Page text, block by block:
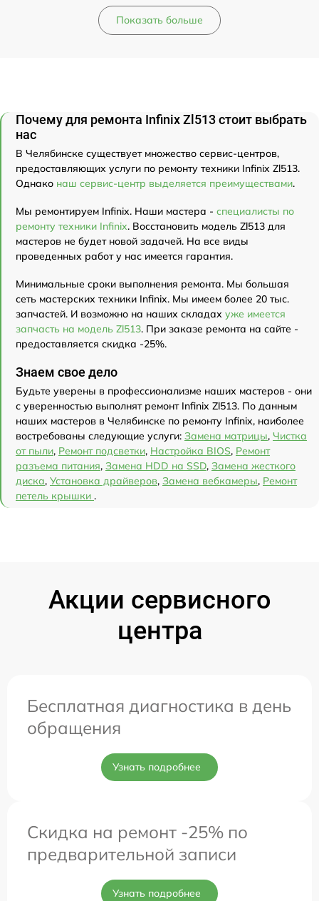
Показать больше
Почему для ремонта Infinix Zl513 стоит выбрать
нас
В Челябинске существует множество сервис-центров,
предоставляющих услуги по ремонту техники Infinix Zl513.
Однако наш сервис-центр выделяется преимуществами.
Мы ремонтируем Infinix. Наши мастера - специалисты по
ремонту техники Infinix. Восстановить модель Zl513 для
мастеров не будет новой задачей. На все виды
проведенных работ у нас имеется гарантия.
Минимальные сроки выполнения ремонта. Мы большая
сеть мастерских техники Infinix. Мы имеем более 20 тыс.
запчастей. И возможно на наших складах уже имеется
запчасть на модель Zl513. При заказе ремонта на сайте -
предоставляется скидка -25%.
Знаем свое дело
Будьте уверены в профессионализме наших мастеров - они
с уверенностью выполнят ремонт Infinix Zl513. По данным
наших мастеров в Челябинске по ремонту Infinix, наиболее
востребованы следующие услуги: Замена матрицы, Чистка
от пыли, Ремонт подсветки, Настройка BIOS, Ремонт
разъема питания, Замена HDD на SSD, Замена жесткого
диска, Установка драйверов, Замена вебкамеры, Ремонт
петель крышки .
Акции сервисного
центра
Бесплатная диагностика в день
обращения
Узнать подробнее
Скидка на ремонт -25% по
предварительной записи
Узнать подробнее